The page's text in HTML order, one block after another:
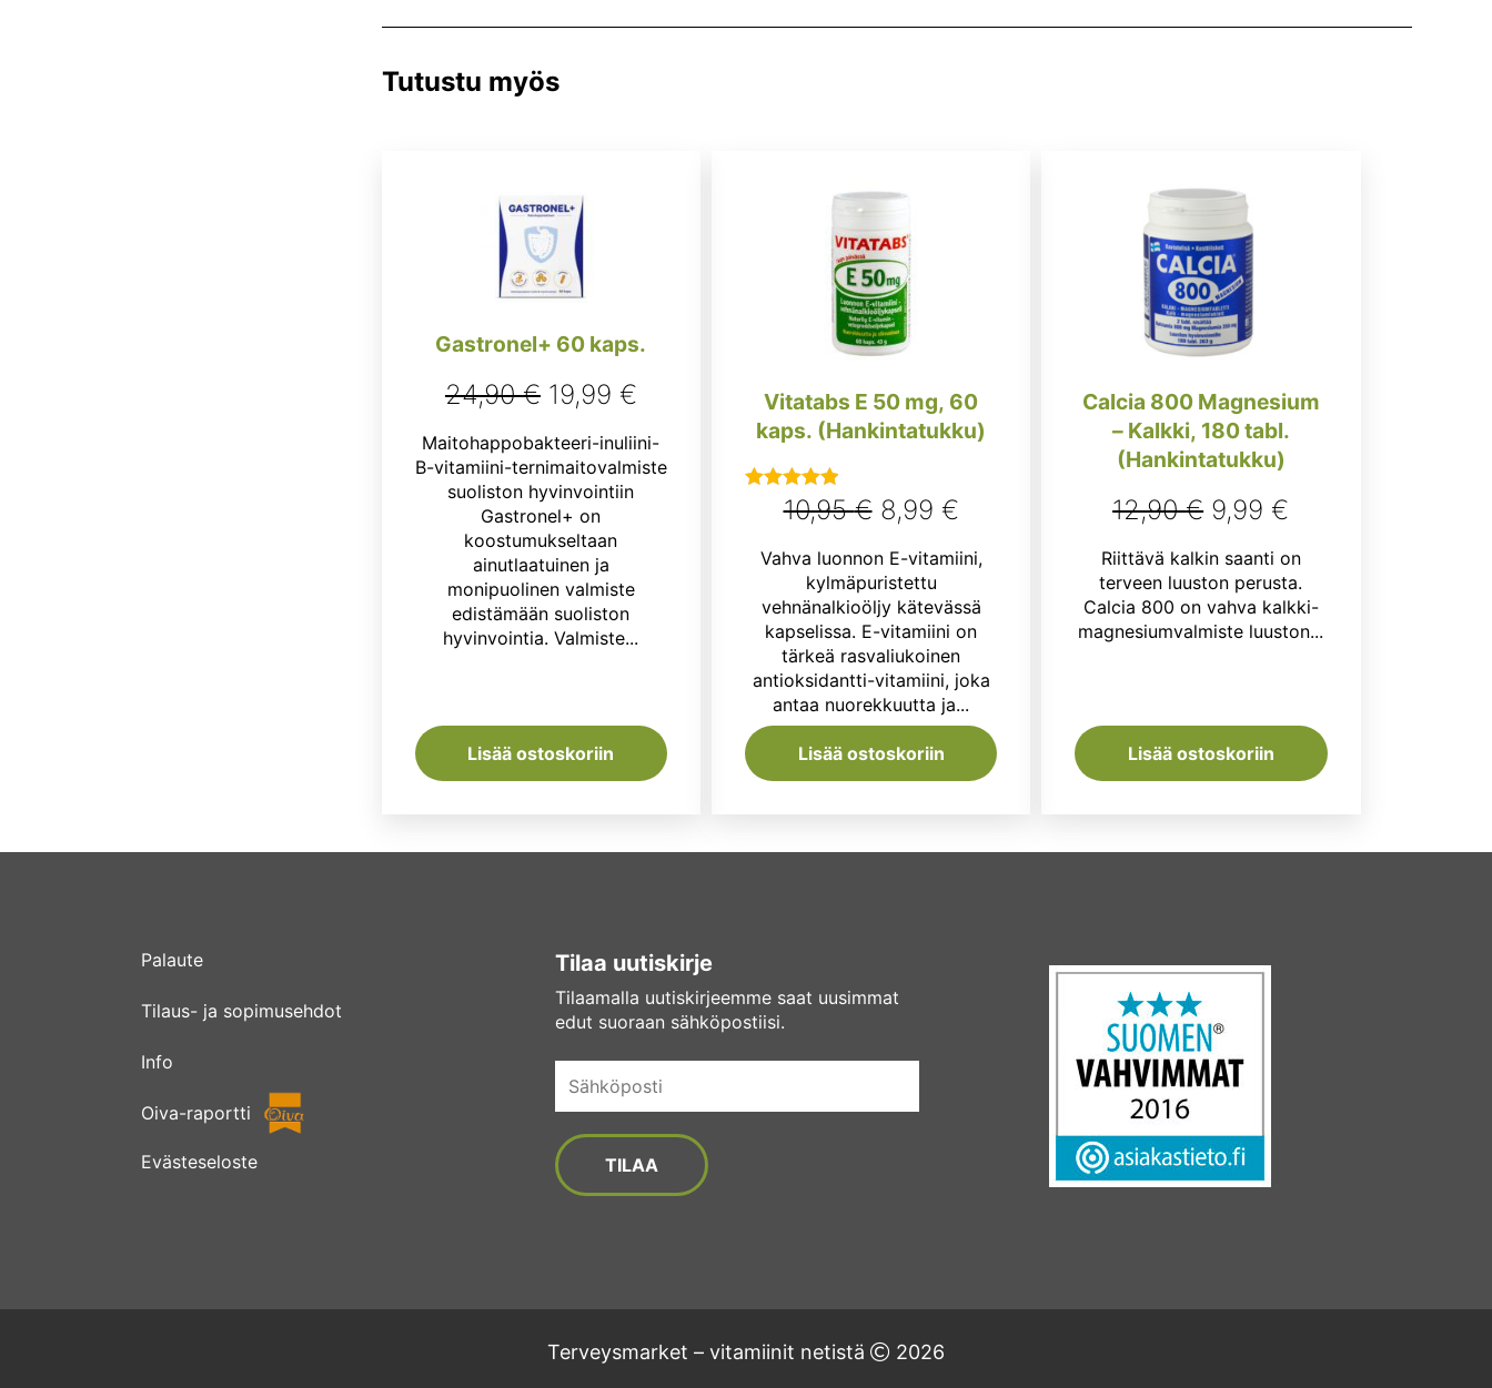
Tutustu myös
Gastronel+ 60 kaps.
24,90€ Alkuperäinen
hinta
oli:
24,90 €.
19,99 €Nykyinen
hinta
on:
Maitohappobakteeri-inuliini-
B-vitamiini-ternimaitovalmiste
suoliston hyvinvointiin
Gastronel+ on
koostumukseltaan
ainutlaatuinen ja
monipuolinen valmiste
edistämään suoliston
hyvinvointia. Valmiste...
Lisää ostoskoriin
Vitatabs E 50 mg, 60
kaps. (Hankintatukku)
Arvostelu
tuotteesta:
5.00/ 5
10,95€ Alkuperäinen
hinta
oli:
10,95 €.
8,99 €Nykyinen
hinta
8,99 €.
Vahva luonnon E-vitamiini,
kylmäpuristettu
vehnänalkioöljy kätevässä
kapselissa. E-vitamiini on
tärkeä rasvaliukoinen
antioksidantti-vitamiini, joka
antaa nuorekkuutta ja...
Lisää ostoskoriin
Calcia 800 Magnesium
– Kalkki, 180 tabl.
(Hankintatukku)
12,90€ Alkuperäinen
hinta
oli:
12,90 €.
9,99 €
on:
9,99 €.
Riittävä kalkin saanti on
terveen luuston perusta.
Calcia 800 on vahva kalkki-
magnesiumvalmiste luuston...
Lisää ostoskoriin
Palaute
Tilaus- ja sopimusehdot
Info
Oiva-raportti
Evästeseloste
Tilaa uutiskirje
Tilaamalla uutiskirjeemme saat uusimmat
edut suoraan sähköpostiisi.
Terveysmarket – vitamiinit netistä 2026